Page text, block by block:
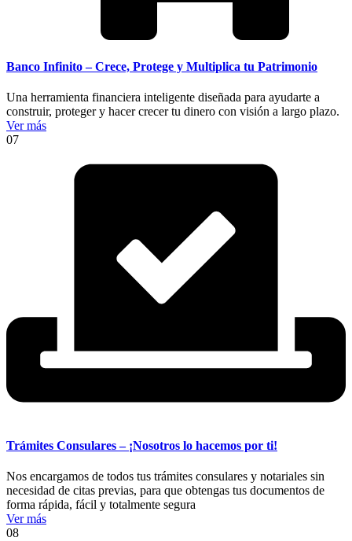
Banco Infinito – Crece, Protege y Multiplica tu Patrimonio
Una herramienta financiera inteligente diseñada para ayudarte a
construir, proteger y hacer crecer tu dinero con visión a largo plazo.
Ver más
07
Trámites Consulares – ¡Nosotros lo hacemos por ti!
Nos encargamos de todos tus trámites consulares y notariales sin
necesidad de citas previas, para que obtengas tus documentos de
forma rápida, fácil y totalmente segura
Ver más
08